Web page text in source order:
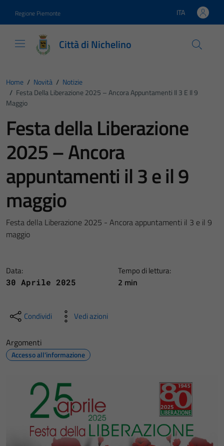
Regione Piemonte Lingua attiva:
ITA
Città di Nichelino
Home / Novità / Notizie
/ Festa Della Liberazione 2025 – Ancora Appuntamenti Il 3 E Il 9
Maggio
Festa della Liberazione
2025 – Ancora
appuntamenti il 3 e il 9
maggio
Festa della Liberazione 2025 - Ancora appuntamenti il 3 e il 9
maggio
Data:
30 Aprile 2025
Tempo di lettura:
2 min
Condividi Vedi azioni
Argomenti
Accesso all'informazione